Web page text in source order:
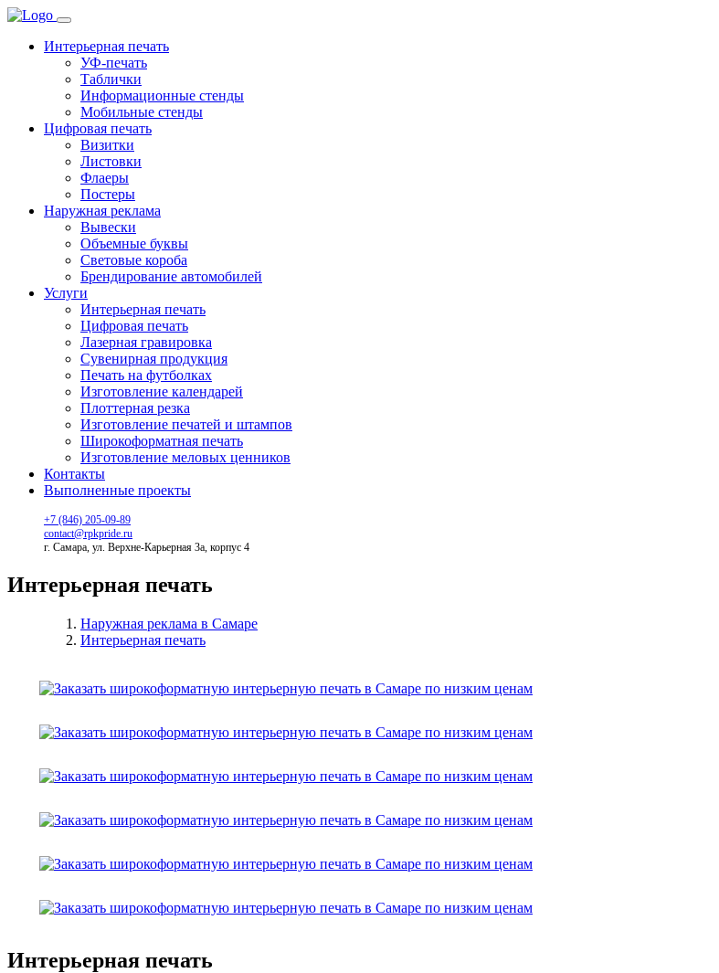
Интерьерная печать
УФ-печать
Таблички
Информационные стенды
Мобильные стенды
Цифровая печать
Визитки
Листовки
Флаеры
Постеры
Наружная реклама
Вывески
Объемные буквы
Световые короба
Брендирование автомобилей
Услуги
Интерьерная печать
Цифровая печать
Лазерная гравировка
Сувенирная продукция
Печать на футболках
Изготовление календарей
Плоттерная резка
Изготовление печатей и штампов
Широкоформатная печать
Изготовление меловых ценников
Контакты
Выполненные проекты
+7 (846) 205-09-89
contact@rpkpride.ru
г. Самара, ул. Верхне-Карьерная 3а, корпус 4
Интерьерная печать
Наружная реклама в Самаре
Интерьерная печать
Интерьерная печать